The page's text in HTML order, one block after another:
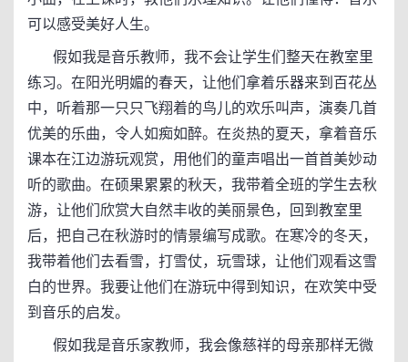
可以感受美好人生。
假如我是音乐教师，我不会让学生们整天在教室里
练习。在阳光明媚的春天，让他们拿着乐器来到百花丛
中，听着那一只只飞翔着的鸟儿的欢乐叫声，演奏几首
优美的乐曲，令人如痴如醉。在炎热的夏天，拿着音乐
课本在江边游玩观赏，用他们的童声唱出一首首美妙动
听的歌曲。在硕果累累的秋天，我带着全班的学生去秋
游，让他们欣赏大自然丰收的美丽景色，回到教室里
后，把自己在秋游时的情景编写成歌。在寒冷的冬天，
我带着他们去看雪，打雪仗，玩雪球，让他们观看这雪
白的世界。我要让他们在游玩中得到知识，在欢笑中受
到音乐的启发。
假如我是音乐家教师，我会像慈祥的母亲那样无微